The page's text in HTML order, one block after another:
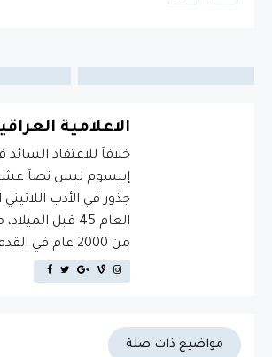
الاعلامية
خلافاَ للاعتقاد السائد
إيبسوم ليس نصاَ
جذور في الأدب
العام 45 قبل
من 2000 عام في القدم.
مواضيع ذات صلة